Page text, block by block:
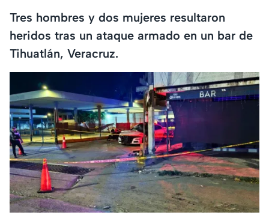
Tres hombres y dos mujeres resultaron
heridos tras un ataque armado en un bar de
Tihuatlán, Veracruz.